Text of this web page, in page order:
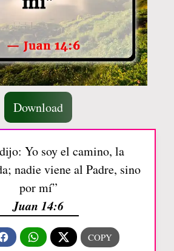
Download
Yo soy el camino, la
nadie viene al Padre, sino
por mí”
Juan 14:6